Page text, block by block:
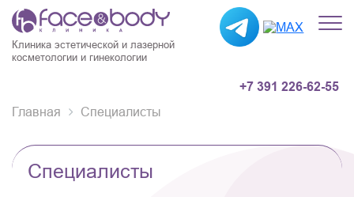
Клиника эстетической и лазерной
косметологии и гинекологии
+7 391 226-62-55
Главная Специалисты
Специалисты